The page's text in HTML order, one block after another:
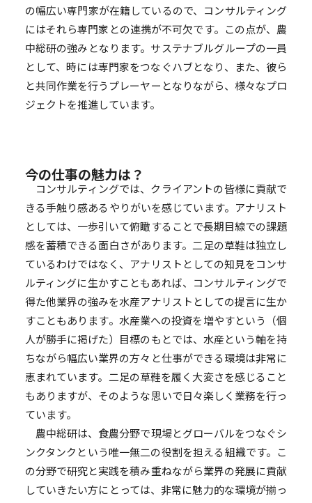
の幅広い専門家が在籍しているので、コンサルティング
にはそれら専門家との連携が不可欠です。この点が、農
中総研の強みとなります。サステナブルグループの一員
として、時には専門家をつなぐハブとなり、また、彼ら
と共同作業を行うプレーヤーとなりながら、様々なプロ
ジェクトを推進しています。
今の仕事の魅力は？
コンサルティングでは、クライアントの皆様に貢献で
きる手触り感あるやりがいを感じています。アナリスト
としては、一歩引いて俯瞰することで長期目線での課題
感を蓄積できる面白さがあります。二足の草鞋は独立し
ているわけではなく、アナリストとしての知見をコンサ
ルティングに生かすこともあれば、コンサルティングで
得た他業界の強みを水産アナリストとしての提言に生か
すこともあります。水産業への投資を増やすという（個
人が勝手に掲げた）目標のもとでは、水産という軸を持
ちながら幅広い業界の方々と仕事ができる環境は非常に
恵まれています。二足の草鞋を履く大変さを感じること
もありますが、そのような思いで日々楽しく業務を行っ
ています。
農中総研は、食農分野で現場とグローバルをつなぐシ
ンクタンクという唯一無二の役割を担える組織です。こ
の分野で研究と実践を積み重ねながら業界の発展に貢献
していきたい方にとっては、非常に魅力的な環境が揃っ